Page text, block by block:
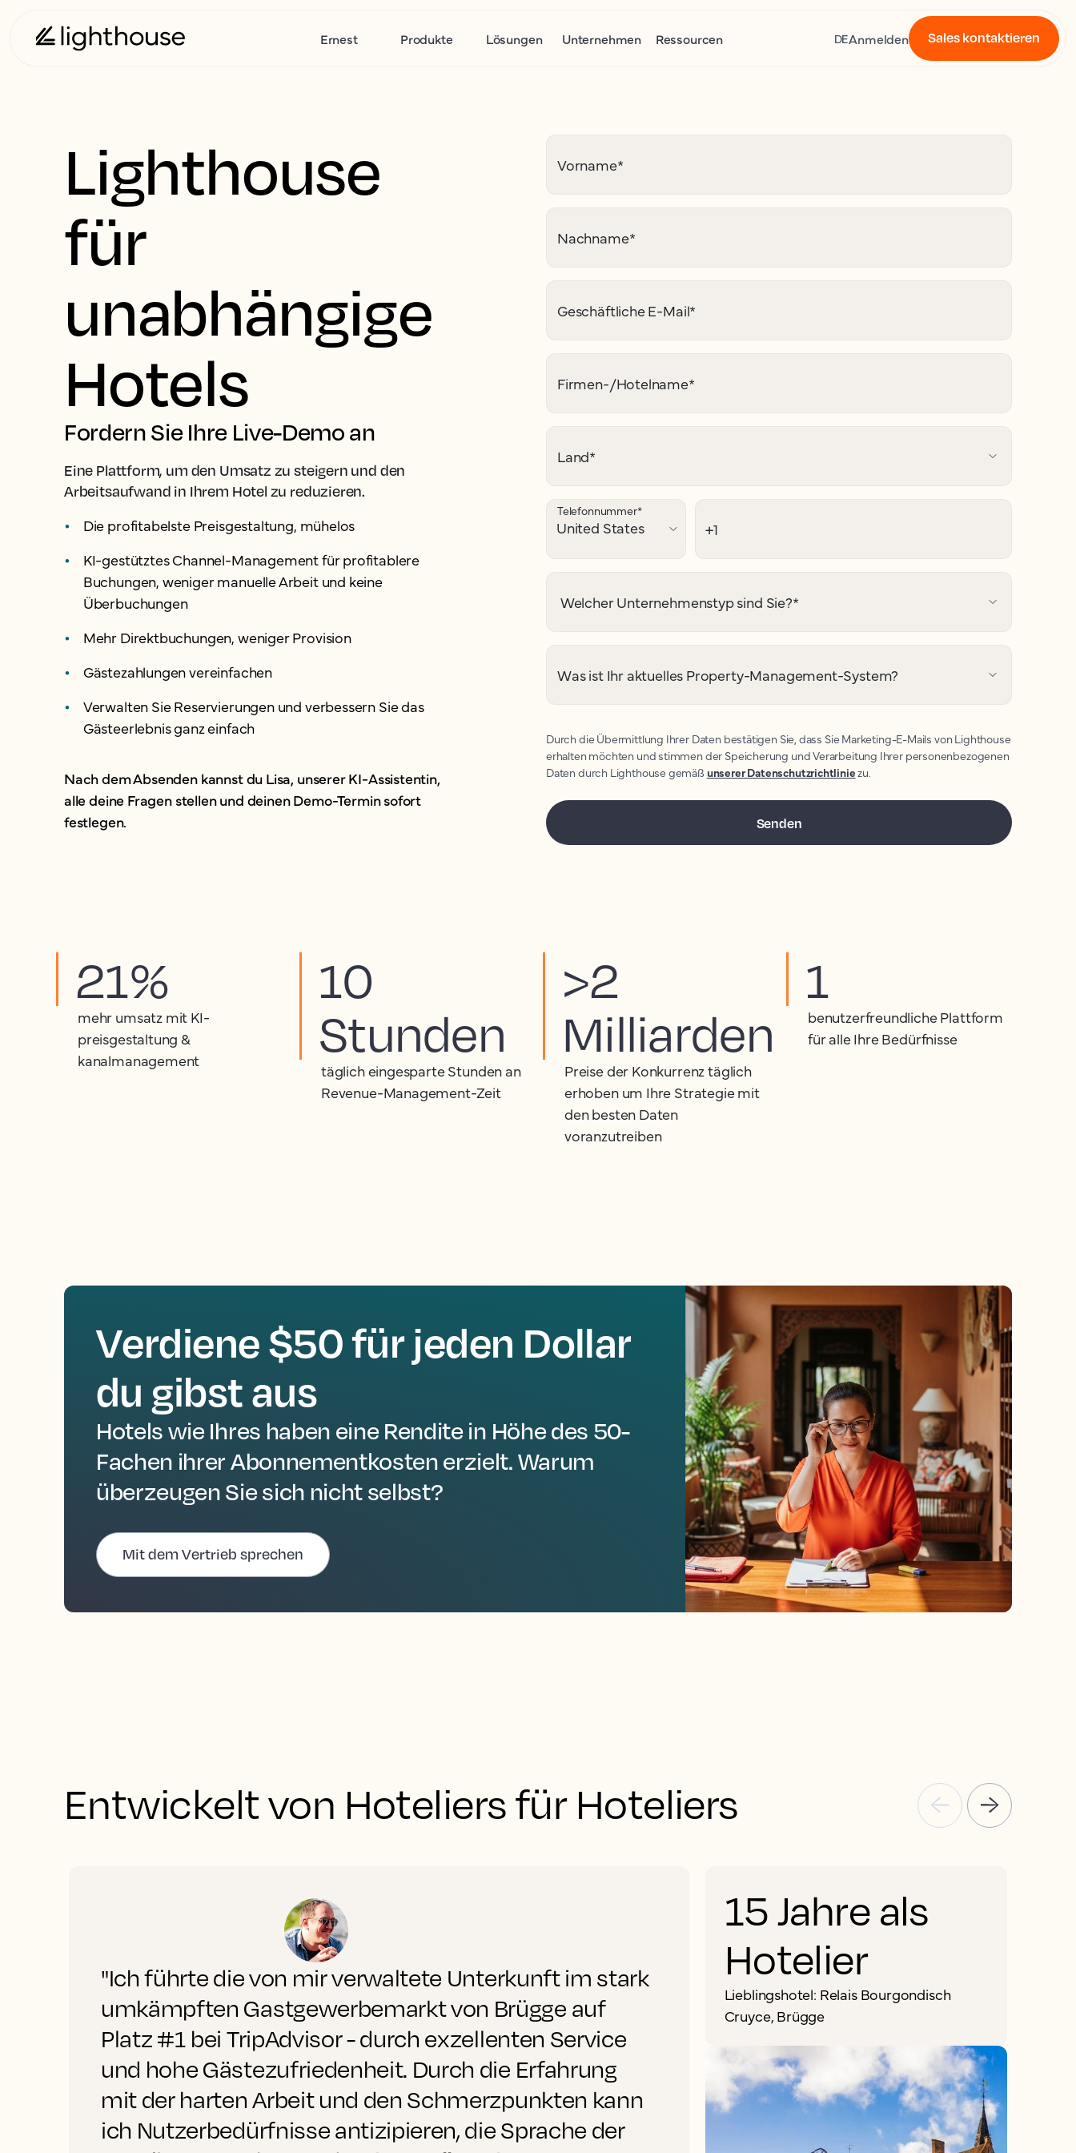
Ernest Produkte Lösungen Unternehmen Ressourcen DEAnmelden Sales kontaktieren
Lighthouse
für
unabhängige
Hotels
Fordern Sie Ihre Live-Demo an
Eine Plattform, um den Umsatz zu steigern und den
Arbeitsaufwand in Ihrem Hotel zu reduzieren.
Die profitabelste Preisgestaltung, mühelos
KI-gestütztes Channel-Management für profitablere
Buchungen, weniger manuelle Arbeit und keine
Überbuchungen
Mehr Direktbuchungen, weniger Provision
Gästezahlungen vereinfachen
Verwalten Sie Reservierungen und verbessern Sie das
Gästeerlebnis ganz einfach
Nach dem Absenden kannst du Lisa, unserer KI-Assistentin,
alle deine Fragen stellen und deinen Demo-Termin sofort
festlegen.
Vorname*
Nachname*
Geschäftliche E-Mail*
Firmen-/Hotelname*
Land*
Telefonnummer*
Welcher Unternehmenstyp sind Sie?*
Was ist Ihr aktuelles Property-Management-System?
Durch die Übermittlung Ihrer Daten bestätigen Sie, dass Sie Marketing-E-Mails von Lighthouse
erhalten möchten und stimmen der Speicherung und Verarbeitung Ihrer personenbezogenen
Daten durch Lighthouse gemäß unserer Datenschutzrichtliniezu.
21%
mehr umsatz mit KI-
preisgestaltung &
kanalmanagement
10
Stunden
täglich eingesparte Stunden an
Revenue-Management-Zeit
>2
Milliarden
Preise der Konkurrenz täglich
erhoben um Ihre Strategie mit
den besten Daten
voranzutreiben
1
benutzerfreundliche Plattform
für alle Ihre Bedürfnisse
Verdiene $50 für jeden Dollar
du gibst aus
Hotels wie Ihres haben eine Rendite in Höhe des 50-
Fachen ihrer Abonnementkosten erzielt. Warum
überzeugen Sie sich nicht selbst?
Mit dem Vertrieb sprechen
Entwickelt von Hoteliers für Hoteliers
"Ich führte die von mir verwaltete Unterkunft im stark
umkämpften Gastgewerbemarkt von Brügge auf
Platz #1 bei TripAdvisor - durch exzellenten Service
und hohe Gästezufriedenheit. Durch die Erfahrung
mit der harten Arbeit und den Schmerzpunkten kann
ich Nutzerbedürfnisse antizipieren, die Sprache der
15 Jahre als
Hotelier
Lieblingshotel: Relais Bourgondisch
Cruyce, Brügge